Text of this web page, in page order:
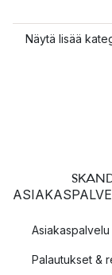
Näytä lisää
Asiakaspalvelu
Palautukset &